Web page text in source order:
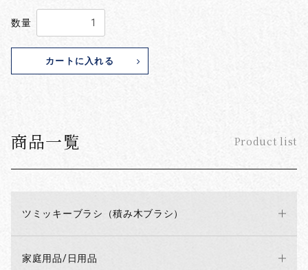
商品一覧 Product list
ツミッキーブラシ（積み木ブラシ）
家庭用品/日用品
数量
カートに入れる